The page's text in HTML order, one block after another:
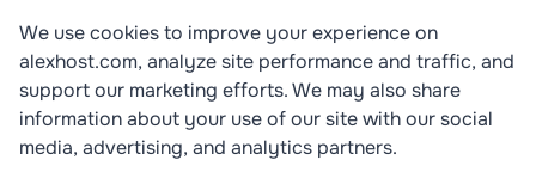
Cerere validă, dar accesul este refuzat de
regulile serverului
We use cookies to improve your experience on
alexhost.com, analyze site performance and traffic, and
support our marketing efforts. We may also share
information about your use of our site with our social
media, advertising, and analytics partners.